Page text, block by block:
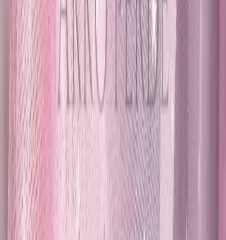
Karşılaştırma
Bofigo 60x80 Katlanır Masa ve KS KampSeti 2
Adet Katlanır Kamp Sandalye ve Masa Seti
Karşılaştırması
İki farklı kamp setini karşılaştırıyoruz: dayanıklılık, taşınabilirlik ve
kullanıcı yorumlarıyla hangi ürün sizin için daha uygun olduğunu
Daha fazla bilgi edinin